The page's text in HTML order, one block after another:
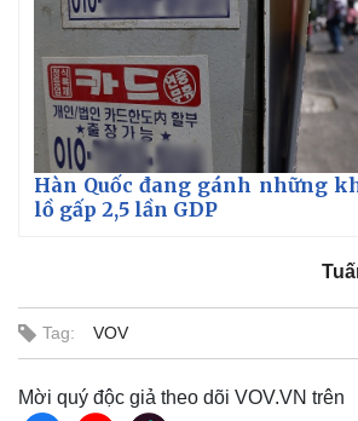
Tin nóng
Tư vấn luật
Việt
Phân
Hàn Quốc đang gánh những
lồ gấp 2,5 lần GDP
Tag: VOV
Mời quý độc giả theo dõi VOV.VN trên